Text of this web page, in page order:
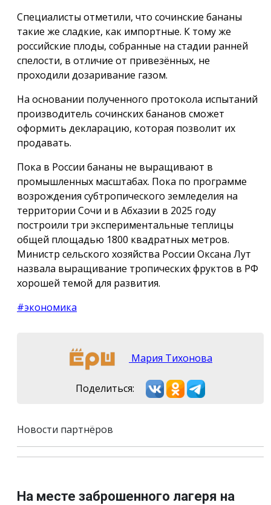
Специалисты отметили, что сочинские бананы
такие же сладкие, как импортные. К тому же
российские плоды, собранные на стадии ранней
спелости, в отличие от привезённых, не
проходили дозаривание газом.
На основании полученного протокола испытаний
производитель сочинских бананов сможет
оформить декларацию, которая позволит их
продавать.
Пока в России бананы не выращивают в
промышленных масштабах. Пока по программе
возрождения субтропического земледелия на
территории Сочи и в Абхазии в 2025 году
построили три экспериментальные теплицы
общей площадью 1800 квадратных метров.
Министр сельского хозяйства России Оксана Лут
назвала выращивание тропических фруктов в РФ
хорошей темой для развития.
#экономика
Мария Тихонова
Поделиться:
Новости партнёров
На месте заброшенного лагеря на